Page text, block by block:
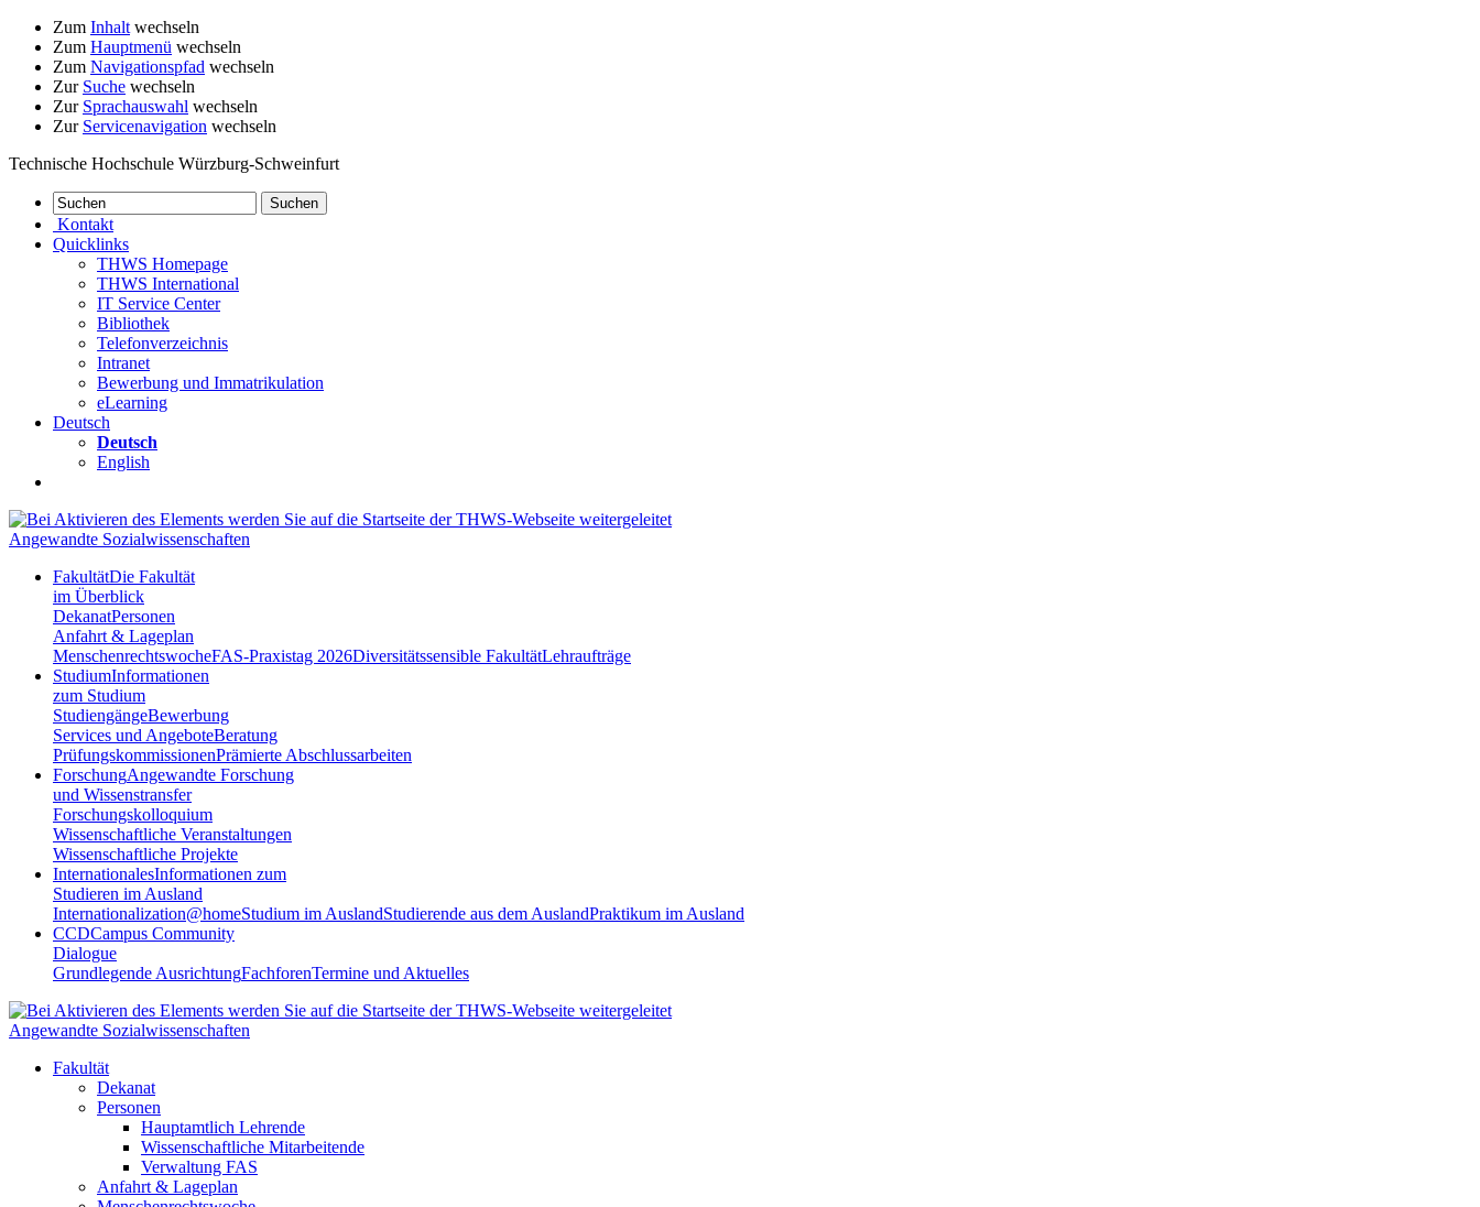
Zum Inhalt wechseln
Zum Hauptmenü wechseln
Zum Navigationspfad wechseln
Zur Suche wechseln
Zur Sprachauswahl wechseln
Zur Servicenavigation wechseln
Technische Hochschule Würzburg-Schweinfurt
Kontakt
Quicklinks
THWS Homepage
THWS International
IT Service Center
Bibliothek
Telefonverzeichnis
Intranet
Bewerbung und Immatrikulation
eLearning
Deutsch
Deutsch
English
Angewandte Sozialwissenschaften
FakultätDie Fakultät
im Überblick
DekanatPersonen
Anfahrt & Lageplan
MenschenrechtswocheFAS-Praxistag 2026Diversitätssensible FakultätLehraufträge
StudiumInformationen
zum Studium
StudiengängeBewerbung
Services und AngeboteBeratung
PrüfungskommissionenPrämierte Abschlussarbeiten
ForschungAngewandte Forschung
und Wissenstransfer
Forschungskolloquium
Wissenschaftliche Veranstaltungen
Wissenschaftliche Projekte
InternationalesInformationen zum
Studieren im Ausland
Internationalization@homeStudium im AuslandStudierende aus dem AuslandPraktikum im Ausland
CCDCampus Community
Dialogue
Grundlegende AusrichtungFachforenTermine und Aktuelles
Angewandte Sozialwissenschaften
Fakultät
Dekanat
Personen
Hauptamtlich Lehrende
Wissenschaftliche Mitarbeitende
Verwaltung FAS
Anfahrt & Lageplan